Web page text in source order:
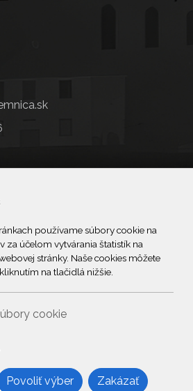
používame súbory cookie na
za účelom vytvárania štatistík na
stránky. Naše cookies môžete
na tlačidlá nižšie.
cookie
Povoliť výber Zakázať
s.r.o., Všetky práva vyhradené.
- Web: